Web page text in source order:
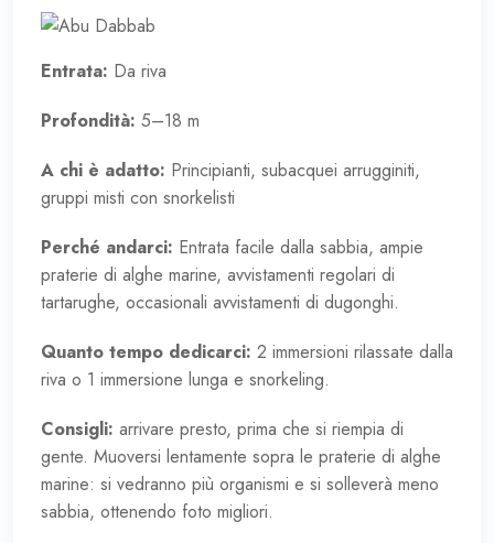
Entrata: Da riva
Profondità: 5–18 m
A chi è adatto: Principianti, subacquei arrugginiti,
gruppi misti con snorkelisti
Perché andarci: Entrata facile dalla sabbia, ampie
praterie di alghe marine, avvistamenti regolari di
tartarughe, occasionali avvistamenti di dugonghi.
Quanto tempo dedicarci: 2 immersioni rilassate dalla
riva o 1 immersione lunga e snorkeling.
Consigli: arrivare presto, prima che si riempia di
gente. Muoversi lentamente sopra le praterie di alghe
marine: si vedranno più organismi e si solleverà meno
sabbia, ottenendo foto migliori.